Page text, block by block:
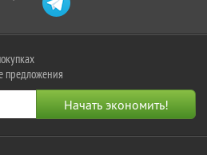
предложения